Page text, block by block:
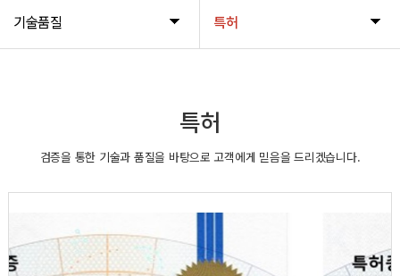
기술품질 특허
특허
검증을 통한 기술과 품질을 바탕으로 고객에게 믿음을 드리겠습니다.